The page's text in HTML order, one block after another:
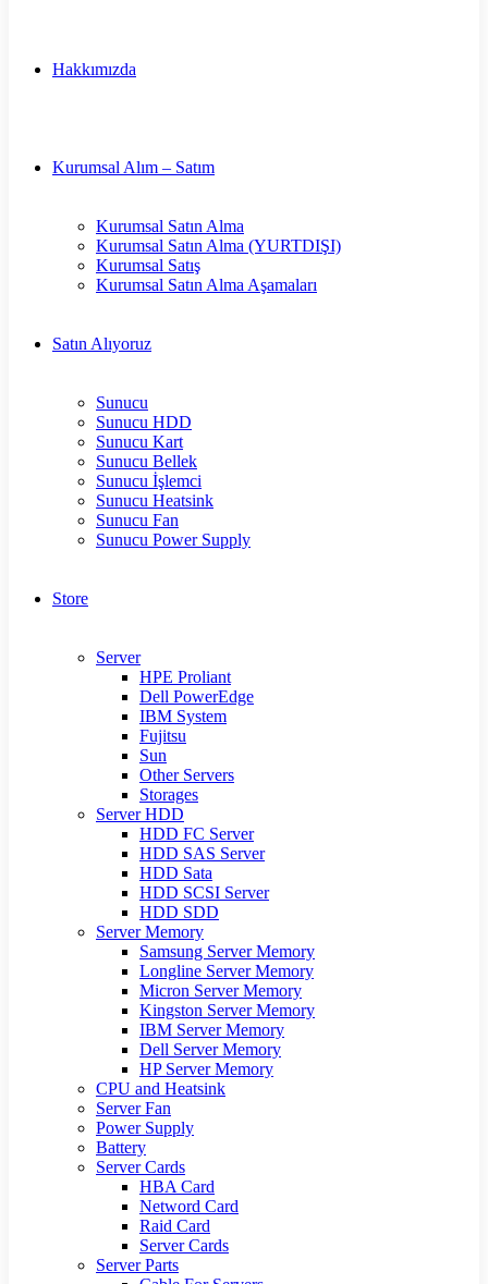
Hakkımızda
Kurumsal Alım – Satım
Kurumsal Satın Alma
Kurumsal Satın Alma (YURTDIŞI)
Kurumsal Satış
Kurumsal Satın Alma Aşamaları
Satın Alıyoruz
Sunucu
Sunucu HDD
Sunucu Kart
Sunucu Bellek
Sunucu İşlemci
Sunucu Heatsink
Sunucu Fan
Sunucu Power Supply
Store
Server
HPE Proliant
Dell PowerEdge
IBM System
Fujitsu
Sun
Other Servers
Storages
Server HDD
HDD FC Server
HDD SAS Server
HDD Sata
HDD SCSI Server
HDD SDD
Server Memory
Samsung Server Memory
Longline Server Memory
Micron Server Memory
Kingston Server Memory
IBM Server Memory
Dell Server Memory
HP Server Memory
CPU and Heatsink
Server Fan
Power Supply
Battery
Server Cards
HBA Card
Netword Card
Raid Card
Server Cards
Server Parts